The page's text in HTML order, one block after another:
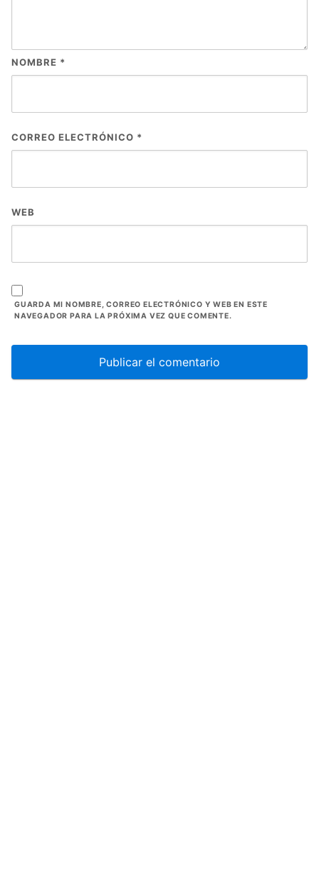
NOMBRE *
CORREO ELECTRÓNICO *
WEB
GUARDA MI NOMBRE, CORREO ELECTRÓNICO Y WEB EN ESTE
NAVEGADOR PARA LA PRÓXIMA VEZ QUE COMENTE.